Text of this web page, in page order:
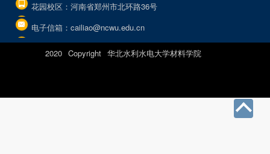
花园校区：河南省郑州市北环路36号
电子信箱：cailiao@ncwu.edu.cn
2020 Copyright 华北水利水电大学材料学院